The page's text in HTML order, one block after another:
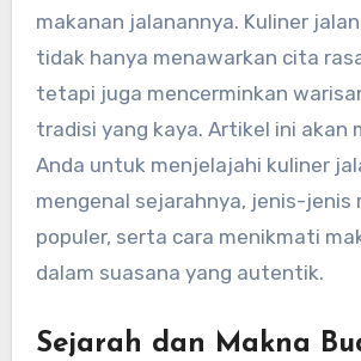
makanan jalanannya. Kuliner
tidak hanya menawarkan cita
tetapi juga mencerminkan
tradisi yang kaya. Artikel ini akan
Anda untuk menjelajahi kuliner
mengenal sejarahnya, jenis-jenis
populer, serta cara menikmati
dalam suasana yang autentik.
Sejarah dan Makna